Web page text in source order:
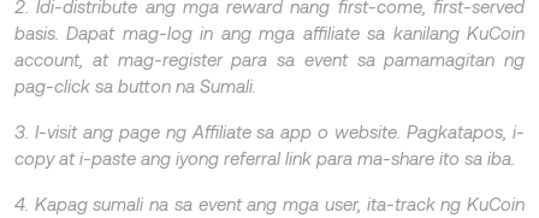
2. Idi-distribute ang mga reward nang first-come, first-served
basis. Dapat mag-log in ang mga affiliate sa kanilang KuCoin
account, at mag-register para sa event sa pamamagitan ng
pag-click sa button na Sumali.
3. I-visit ang page ng Affiliate sa app o website. Pagkatapos, i-
copy at i-paste ang iyong referral link para ma-share ito sa iba.
4. Kapag sumali na sa event ang mga user, ita-track ng KuCoin